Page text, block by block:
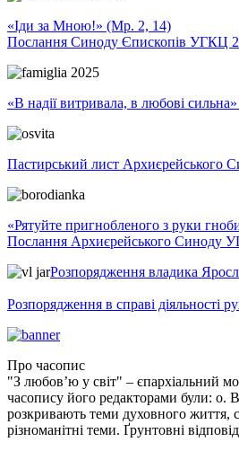
«Іди за Мною!» (Мр. 2, 14)
Послання Синоду Єпископів УГКЦ
«В надії витривала, в любові
Пастирський лист Архиєрейського
«Рятуйте пригнобленого з руки
Послання Архиєрейського Синоду
Розпорядження владика
Розпорядження в справі діяльності
Про часопис
"З любов’ю у світ" – єпархіальний
часопису його редакторами були:
розкривають теми духовного життя,
різноманітні теми. Ґрунтовні